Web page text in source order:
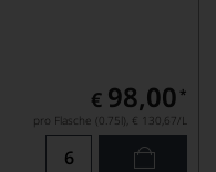
€ 98,00 *
pro Flasche (0.75l), € 130,67/L